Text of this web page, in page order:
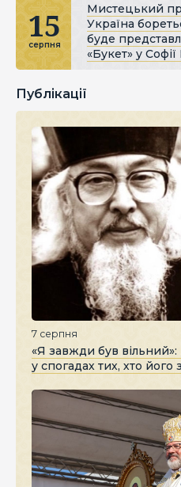
15
серпня
Мистецький
Україна
буде
«Букет» у Софії
Публікації
7 серпня
«Я завжди був
у спогадах тих, хто його